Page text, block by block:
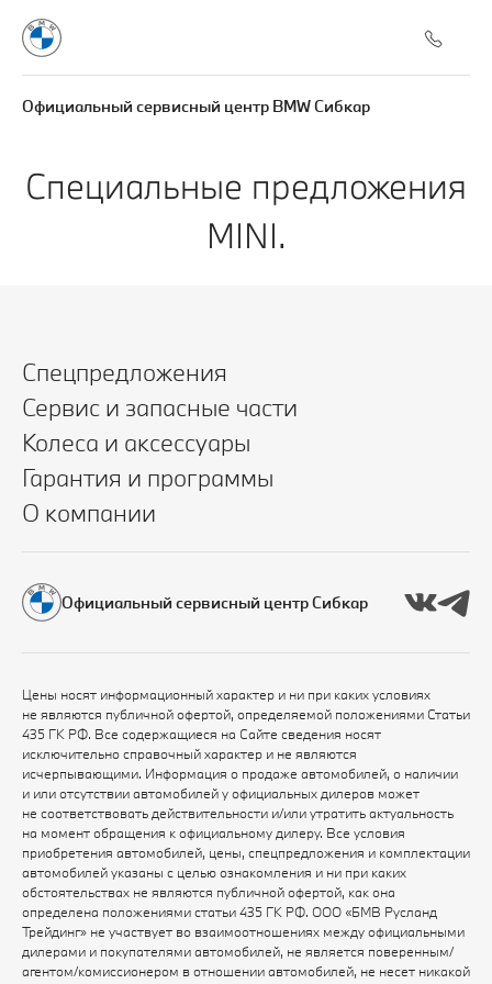
Официальный сервисный центр BMW Сибкар
Специальные предложения
MINI.
Спецпредложения
Сервис и запасные части
Колеса и аксессуары
Гарантия и программы
О компании
Официальный сервисный центр Сибкар
Цены носят информационный характер и ни при каких условиях
не являются публичной офертой, определяемой положениями Статьи
435 ГК РФ. Все содержащиеся на Сайте сведения носят
исключительно справочный характер и не являются
исчерпывающими. Информация о продаже автомобилей, о наличии
и или отсутствии автомобилей у официальных дилеров может
не соответствовать действительности и/или утратить актуальность
на момент обращения к официальному дилеру. Все условия
приобретения автомобилей, цены, спецпредложения и комплектации
автомобилей указаны с целью ознакомления и ни при каких
обстоятельствах не являются публичной офертой, как она
определена положениями статьи 435 ГК РФ. ООО «БМВ Русланд
Трейдинг» не участвует во взаимоотношениях между официальными
дилерами и покупателями автомобилей, не является поверенным/
агентом/комиссионером в отношении автомобилей, не несет никакой